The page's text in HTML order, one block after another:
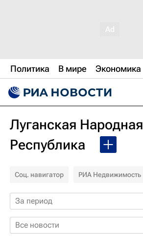
Политика В мире Экономика
Луганская Народная
Республика
Соц. навигатор РИА Недвижимость
За период
Все новости